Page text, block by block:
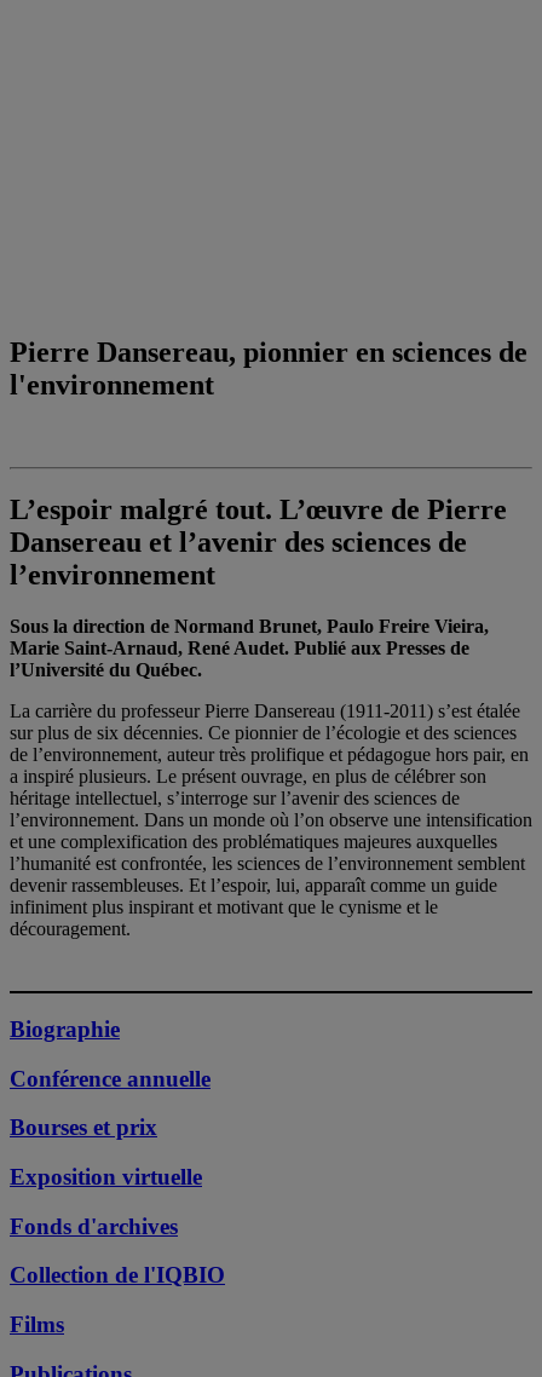
Pierre Dansereau, pionnier en sciences de
l'environnement
L’espoir malgré tout. L’œuvre de Pierre
Dansereau et l’avenir des sciences de
l’environnement
Sous la direction de Normand Brunet, Paulo Freire Vieira,
Marie Saint-Arnaud, René Audet. Publié aux Presses de
l’Université du Québec.
La carrière du professeur Pierre Dansereau (1911-2011) s’est étalée
sur plus de six décennies. Ce pionnier de l’écologie et des sciences
de l’environnement, auteur très prolifique et pédagogue hors pair, en
a inspiré plusieurs. Le présent ouvrage, en plus de célébrer son
héritage intellectuel, s’interroge sur l’avenir des sciences de
l’environnement. Dans un monde où l’on observe une intensification
et une complexification des problématiques majeures auxquelles
l’humanité est confrontée, les sciences de l’environnement semblent
devenir rassembleuses. Et l’espoir, lui, apparaît comme un guide
infiniment plus inspirant et motivant que le cynisme et le
découragement.
Biographie
Conférence annuelle
Bourses et prix
Exposition virtuelle
Fonds d'archives
Collection de l'IQBIO
Films